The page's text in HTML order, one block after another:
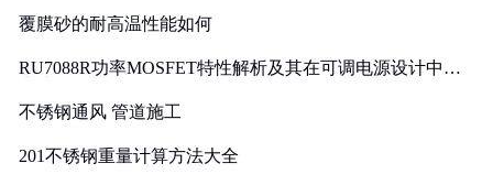
覆膜砂的耐高温性能如何
RU7088R功率MOSFET特性解析及其在可调电源设计中的
不锈钢通风 管道施工
201不锈钢重量计算方法大全